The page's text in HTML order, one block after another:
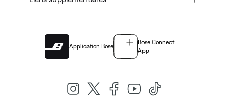
Application Bose
Bose Connect
App